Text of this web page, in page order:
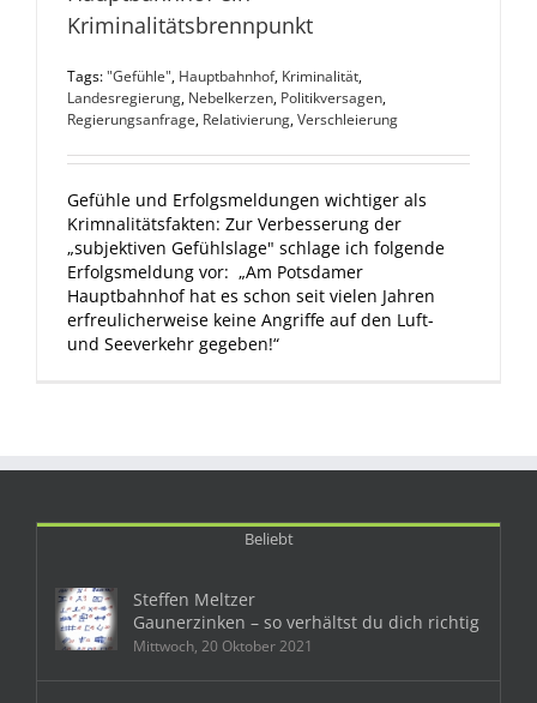
Kriminalitätsbrennpunkt
Tags:"Gefühle", Hauptbahnhof, Kriminalität,
Landesregierung, Nebelkerzen, Politikversagen,
Regierungsanfrage, Relativierung,Verschleierung
Gefühle und Erfolgsmeldungen wichtiger als
Krimnalitätsfakten: Zur Verbesserung der
„subjektiven Gefühlslage" schlage ich folgende
Erfolgsmeldung vor: „Am Potsdamer
Hauptbahnhof hat es schon seit vielen Jahren
erfreulicherweise keine Angriffe auf den Luft-
und Seeverkehr gegeben!“
Beliebt
Steffen Meltzer
Gaunerzinken – so verhältst du dich richtig
Mittwoch, 20 Oktober 2021